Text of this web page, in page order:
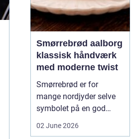
Smørrebrød aalborg
klassisk håndværk
med moderne twist
Smørrebrød er for
mange nordjyder selve
symbolet på en god
02 June 2026